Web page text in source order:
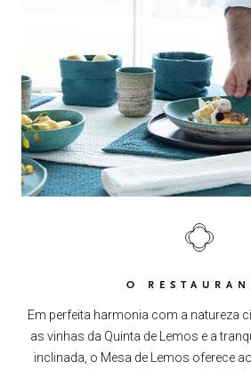
O
Em perfeita harmonia com a natureza
as vinhas da Quinta de Lemos e a
inclinada, o Mesa de Lemos oferece